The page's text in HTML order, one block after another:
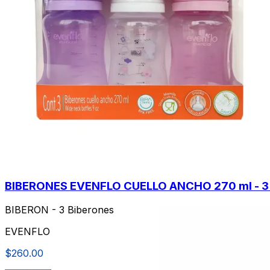
BIBERONES EVENFLO CUELLO ANCHO 270 ml -
BIBERON - 3 Biberones
EVENFLO
$260.00